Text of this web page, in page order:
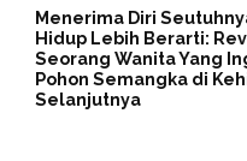
Menerima Diri
Hidup Lebih Berarti:
Seorang Wanita Yang
Pohon Semangka di
Selanjutnya